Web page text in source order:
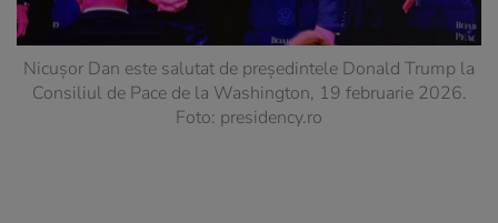
Nicușor Dan este salutat de președintele Donald Trump la
Consiliul de Pace de la Washington, 19 februarie 2026.
Foto: presidency.ro